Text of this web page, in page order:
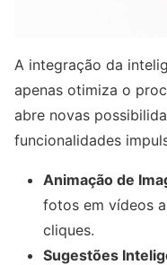
A integração da
apenas otimiza o
abre novas
funcionalidades
Animação de
fotos em vídeos
cliques.
Sugestões